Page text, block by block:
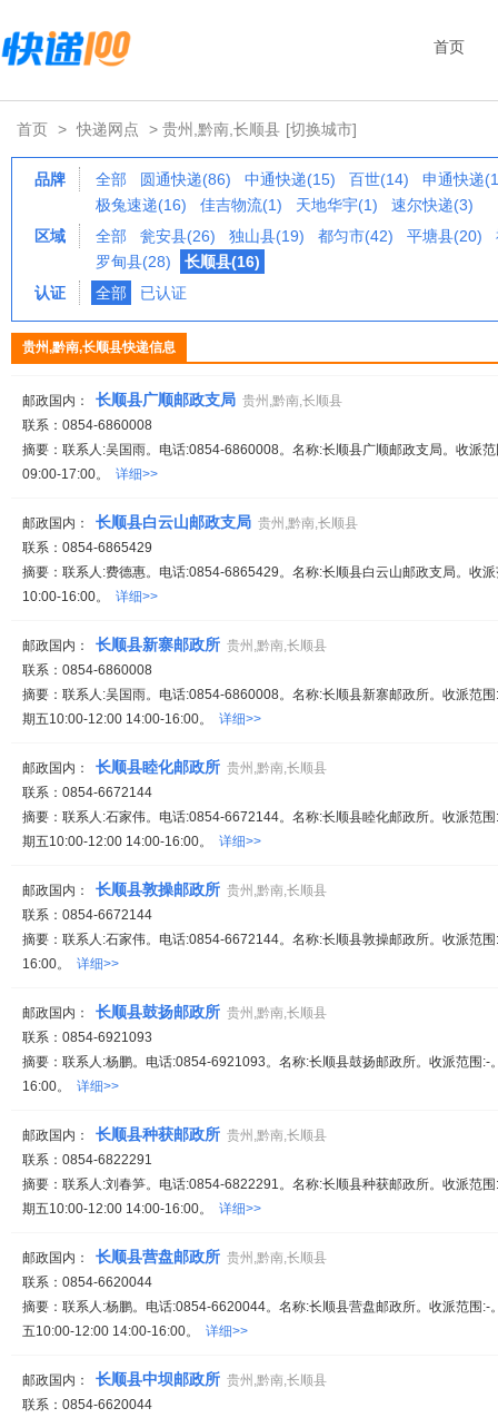
首页
首页 > 快递网点 > 贵州,黔南,长顺县 [切换城市]
品牌 全部 圆通快递(86) 中通快递(15) 百世(14)
申通快递
极兔速递(16)
佳吉物流(1) 天地华宇(1)
速尔快递(3)
区域
全部 瓮安县(26) 独山县(19) 都匀市(42) 平塘县(20)
罗甸县(28)
长顺县(16)
认证
全部 已认证
贵州,黔南,长顺县快递信息
邮政国内： 长顺县广顺邮政支局 贵州,黔南,长顺县
联系：0854-6860008
摘要：联系人:吴国雨。电话:0854-6860008。名称:长顺县广顺邮政支局。收派
09:00-17:00。 详细>>
邮政国内： 长顺县白云山邮政支局 贵州,黔南,长顺县
联系：0854-6865429
摘要：联系人:费德惠。电话:0854-6865429。名称:长顺县白云山邮政支局。收
10:00-16:00。 详细>>
邮政国内： 长顺县新寨邮政所 贵州,黔南,长顺县
联系：0854-6860008
摘要：联系人:吴国雨。电话:0854-6860008。名称:长顺县新寨邮政所。收派范
期五10:00-12:00 14:00-16:00。 详细>>
邮政国内： 长顺县睦化邮政所 贵州,黔南,长顺县
联系：0854-6672144
摘要：联系人:石家伟。电话:0854-6672144。名称:长顺县睦化邮政所。收派范
期五10:00-12:00 14:00-16:00。 详细>>
邮政国内： 长顺县敦操邮政所 贵州,黔南,长顺县
联系：0854-6672144
摘要：联系人:石家伟。电话:0854-6672144。名称:长顺县敦操邮政所。收派范
16:00。 详细>>
邮政国内： 长顺县鼓扬邮政所 贵州,黔南,长顺县
联系：0854-6921093
摘要：联系人:杨鹏。电话:0854-6921093。名称:长顺县鼓扬邮政所。收派范围:-
16:00。 详细>>
邮政国内： 长顺县种获邮政所 贵州,黔南,长顺县
联系：0854-6822291
摘要：联系人:刘春笋。电话:0854-6822291。名称:长顺县种获邮政所。收派范
期五10:00-12:00 14:00-16:00。 详细>>
邮政国内： 长顺县营盘邮政所 贵州,黔南,长顺县
联系：0854-6620044
摘要：联系人:杨鹏。电话:0854-6620044。名称:长顺县营盘邮政所。收派范围:-
五10:00-12:00 14:00-16:00。 详细>>
邮政国内： 长顺县中坝邮政所 贵州,黔南,长顺县
联系：0854-6620044